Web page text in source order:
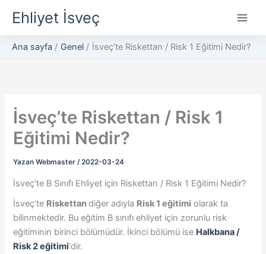
atlaEhliyet İsveç
Ana sayfa Genel İsveç’te Riskettan / Risk 1 Eğitimi Nedir?
İsveç’te Riskettan / Risk 1
Eğitimi Nedir?
Yazan Webmaster/2022-03-24
İsveç’te B Sınıfı Ehliyet için Riskettan / Risk 1 Eğitimi Nedir?
İsveç’te Riskettandiğer adıyla Risk 1 eğitimi olarak ta
bilinmektedir. Bu eğitim B sınıfı ehliyet için zorunlu risk
eğitiminin birinci bölümüdür. İkinci bölümü ise Halkbana /
Risk 2 eğitimi‘dir.